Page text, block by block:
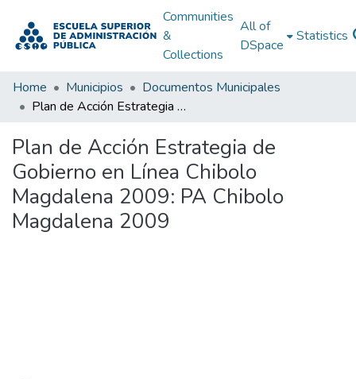
Communities
&
Collections
All of
DSpace
Statistics
Home Municipios
Documentos Municipales
Plan de Acción Estrategia de Gobierno en Línea Chibolo Magdalena 2009: PA Chibolo Magdalena 2009
Plan de Acción Estrategia de
Gobierno en Línea Chibolo
Magdalena 2009: PA Chibolo
Magdalena 2009